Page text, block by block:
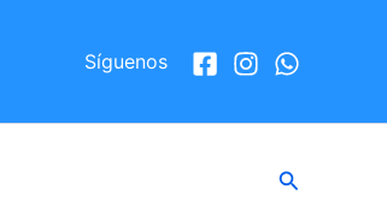
Síguenos
Buscar